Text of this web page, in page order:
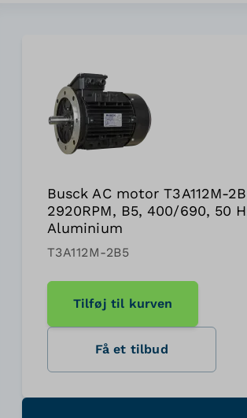
Busck AC motor T3A112M-
2920RPM, B5, 400/690, 50
Aluminium
T3A112M-2B5
Tilføj til kurven
Få et tilbud